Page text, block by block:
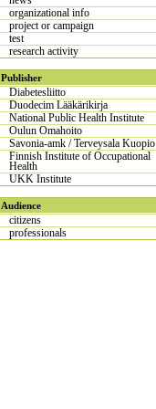
organizational info
project or campaign
test
research activity
Publisher
Diabetesliitto
Duodecim Lääkärikirja
National Public Health Institute
Oulun Omahoito
Savonia-amk / Terveysala Kuopio
Finnish Institute of Occupational
Health
UKK Institute
Audience
citizens
professionals